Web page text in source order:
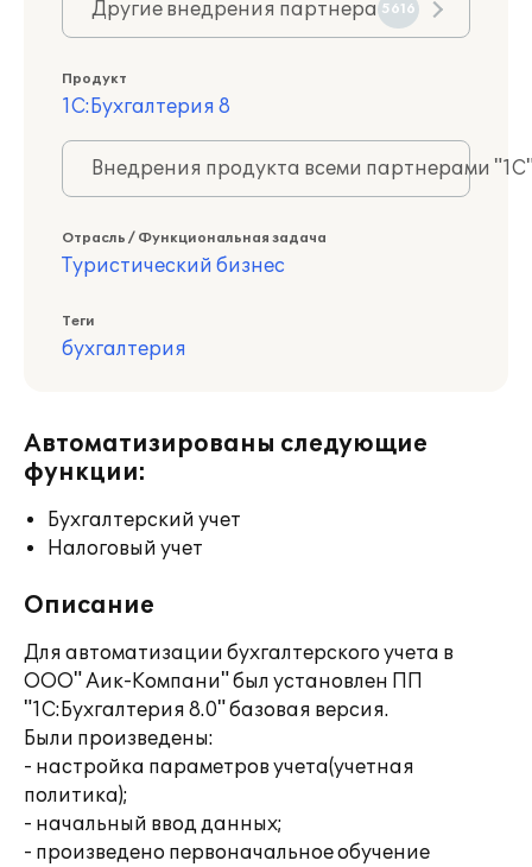
Другие внедрения партнера 5616
Продукт
1С:Бухгалтерия 8
Внедрения продукта всеми партнерами
Отрасль / Функциональная задача
Туристический бизнес
Теги
бухгалтерия
Автоматизированы следующие
функции:
Бухгалтерский учет
Налоговый учет
Описание
Для автоматизации бухгалтерского учета в
ООО" Аик-Компани" был установлен ПП
"1С:Бухгалтерия 8.0" базовая версия.
Были произведены:
- настройка параметров учета(учетная
политика);
- начальный ввод данных;
- произведено первоначальное обучение